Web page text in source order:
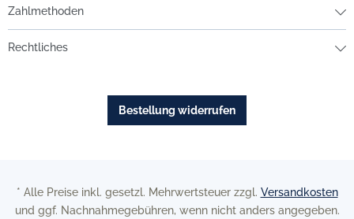
Zahlmethoden
Rechtliches
Bestellung widerrufen
* Alle Preise inkl. gesetzl. Mehrwertsteuer zzgl. Versandkosten
und ggf. Nachnahmegebühren, wenn nicht anders angegeben.